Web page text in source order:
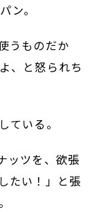
ン。
うものだか
、と怒られち
ている。
ッツを、欲張
たい！」と張